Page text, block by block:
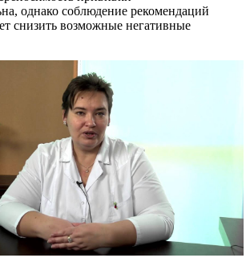
однако соблюдение рекомендаций
снизить возможные негативные